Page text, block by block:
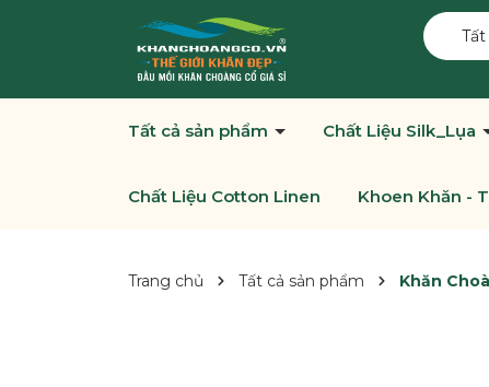
Tất
Tất cả sản phẩm Chất Liệu Silk_Lụa
Chất Liệu Cotton Linen Khoen Khăn -
Trang chủ Tất cả sản phẩm Khăn